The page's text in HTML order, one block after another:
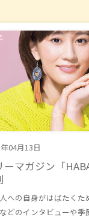
04月13日
ーマガジン「
への自身がはばたくた
どのインタビューや季